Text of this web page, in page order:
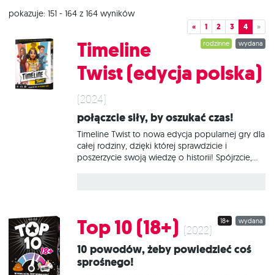
pokazuje: 151 - 164 z 164 wyników
« 1 2 3 4 »
wydana
rodzinne
Timeline
Twist (edycja polska)
(2024)
Połączcie siły, by oszukać czas!
Timeline Twist to nowa edycja popularnej gry dla
całej rodziny, dzięki której sprawdzicie i
poszerzycie swoją wiedzę o historii! Spójrzcie,
najwięcej kart znalazło się na właściwym miejscu.
Komunikacja i taktyka będą kluczem do
pomyślnego ukończenia tego wyzwania! Na
czym to polega? Na początku każdy z graczy
otrzymuje 4 karty i kładzie je przed sobą stroną
wydana
18+
Top 10 (18+) (2022)
10 powodów, żeby powiedzieć coś
sprośnego!